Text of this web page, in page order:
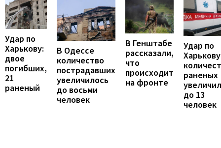
Удар по
Харькову:
двое
погибших,
21
раненый
В Одессе
количество
пострадавших
увеличилось
до восьми
человек
В Генштабе
рассказали,
что
происходит
на фронте
Удар по
раненых
до 13
человек